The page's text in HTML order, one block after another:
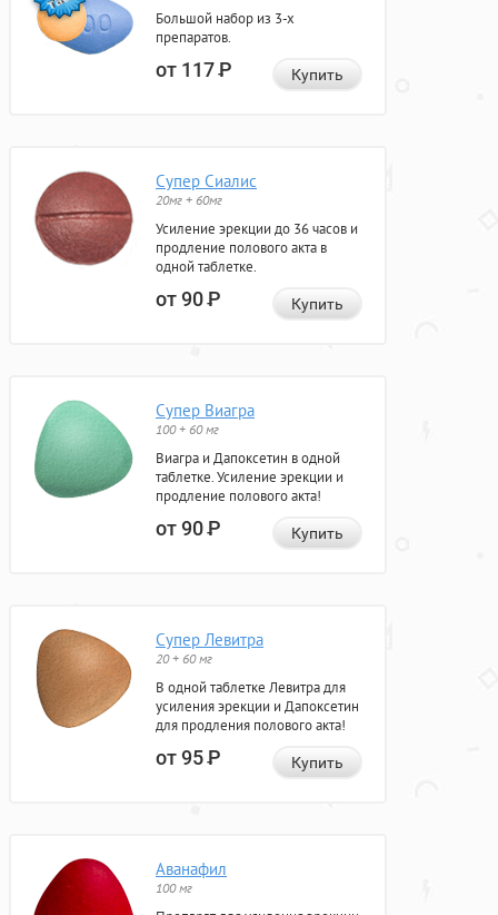
Большой набор из 3-х
препаратов.
от 117Р Купить
Супер Сиалис
20мг + 60мг
Усиление эрекции до 36 часов и
продление полового акта в
одной таблетке.
от 90Р Купить
Супер Виагра
100 + 60 мг
Виагра и Дапоксетин в одной
таблетке. Усиление эрекции и
продление полового акта!
от 90Р Купить
Супер Левитра
20 + 60 мг
В одной таблетке Левитра для
усиления эрекции и Дапоксетин
для продления полового акта!
от 95Р Купить
Аванафил
100 мг